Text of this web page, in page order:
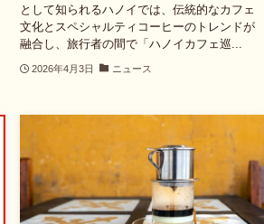
として知られるハノイでは、伝統的なカフェ
文化とスペシャルティコーヒーのトレンドが
融合し、旅行者の間で「ハノイカフェ巡...
2026年4月3日 ニュース